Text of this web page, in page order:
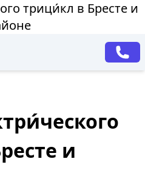
трици́кл в Бресте и
и